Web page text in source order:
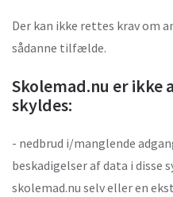
Der kan ikke rettes krav om
sådanne tilfælde.
Skolemad.nu er ikke
skyldes:
- nedbrud i/manglende
beskadigelser af data i disse
skolemad.nu selv eller en